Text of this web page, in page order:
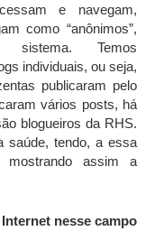
e navegam,
como “anônimos”,
Temos
individuais, ou seja,
publicaram pelo
vários posts, há
blogueiros da RHS.
saúde, tendo, a essa
assim a
nesse campo